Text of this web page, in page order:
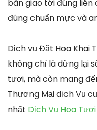
bàn giao tới đúng
đúng chuẩn mực và
Dịch vụ Đặt Hoa Khai
không chỉ là dừng lại
tươi, mà còn mang
Thương Mại dịch Vụ
nhất Dịch Vụ Hoa